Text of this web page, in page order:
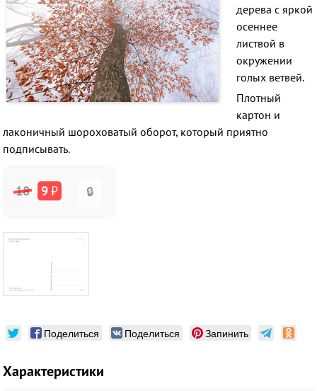
дерева с яркой
осеннее
листвой в
окружении
голых ветвей.
Плотный
картон и
лаконичный шороховатый оборот, который приятно
подписывать.
18 9₽ 🔒
Поделиться Поделиться Запинить
Характеристики